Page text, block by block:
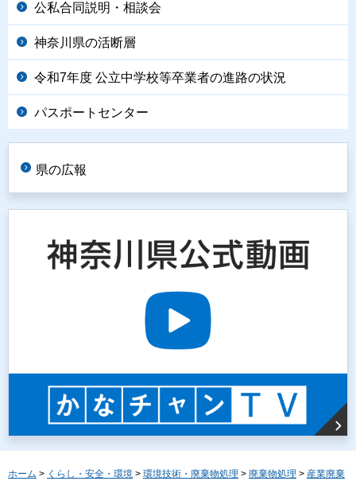
公私合同説明・相談会
神奈川県の活断層
令和7年度 公立中学校等卒業者の進路の状況
パスポートセンター
県の広報
ホーム > くらし・安全・環境 > 環境技術・廃棄物処理 > 廃棄物処理 > 産業廃棄